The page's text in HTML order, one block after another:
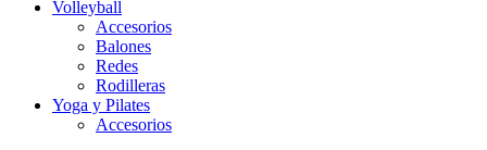
Volleyball
Accesorios
Balones
Redes
Rodilleras
Yoga y Pilates
Accesorios